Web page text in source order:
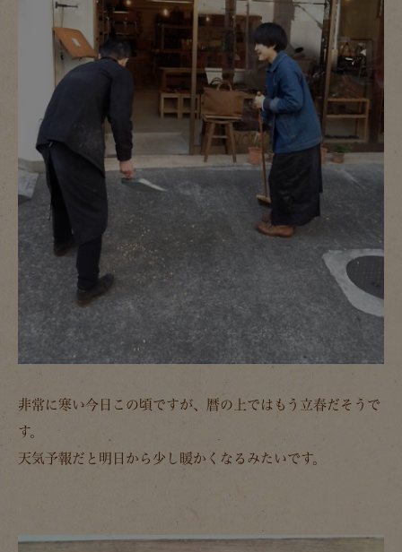
非常に寒い今日この頃ですが、暦の上ではもう立春だそうで
す。
天気予報だと明日から少し暖かくなるみたいです。